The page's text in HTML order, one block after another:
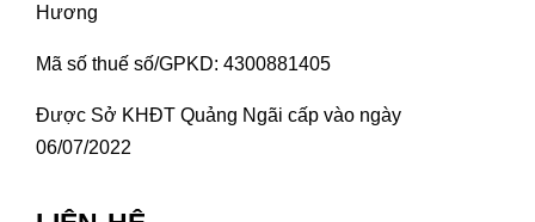
Hương
Mã số thuế số/GPKD: 4300881405
Được Sở KHĐT Quảng Ngãi cấp vào ngày
06/07/2022